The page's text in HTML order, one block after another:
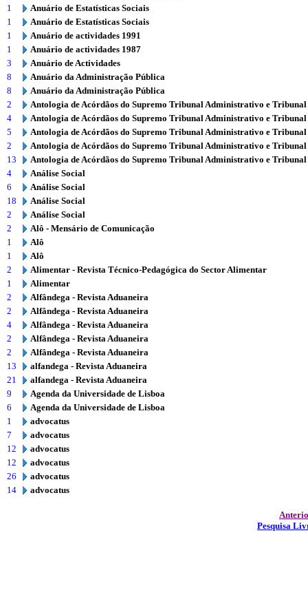
1
Anuário de Estatísticas Sociais
1
Anuário de Estatísticas Sociais
1
Anuário de actividades 1991
1
Anuário de actividades 1987
3
Anuário de Actividades
8
Anuário da Administração Pública
8
Anuário da Administração Pública
2
Antologia de Acórdãos do Supremo Tribunal Administrativo e
4
Antologia de Acórdãos do Supremo Tribunal Administrativo e
5
Antologia de Acórdãos do Supremo Tribunal Administrativo e
2
Antologia de Acórdãos do Supremo Tribunal Administrativo e
13
Antologia de Acórdãos do Supremo Tribunal Administrativo e
4
Análise Social
6
Análise Social
18
Análise Social
2
Análise Social
2
Alô - Mensário de Comunicação
1
Alô
1
Alô
2
Alimentar - Revista Técnico-Pedagógica do Sector Alimentar
1
Alimentar
2
Alfândega - Revista Aduaneira
2
Alfândega - Revista Aduaneira
4
Alfândega - Revista Aduaneira
2
Alfândega - Revista Aduaneira
2
Alfândega - Revista Aduaneira
13
alfandega - Revista Aduaneira
21
alfandega - Revista Aduaneira
9
Agenda da Universidade de Lisboa
6
Agenda da Universidade de Lisboa
1
advocatus
7
advocatus
12
advocatus
12
advocatus
26
advocatus
14
advocatus
Pesquisa